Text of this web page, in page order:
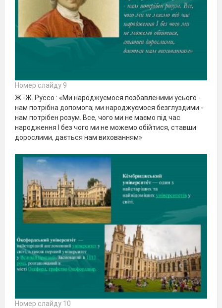
Номер слайду 9
Ж.-Ж. Руссо : «Ми народжуємося позбавленими усього -
нам потрібна допомога; ми народжуємося безглуздими -
нам потрібен розум. Все, чого ми не маємо під час
народження І без чого ми не можемо обійтися, ставши
дорослими, дається нам вихованням»
Номер слайду 10